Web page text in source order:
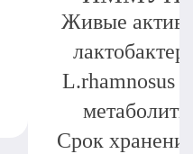
Живые
L.rhamnosus
Срок